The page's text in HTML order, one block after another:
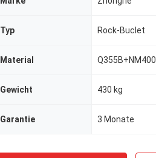
Typ Rock-Buclet
Material Q355B+NM400
Gewicht 430 kg
Garantie 3 Monate